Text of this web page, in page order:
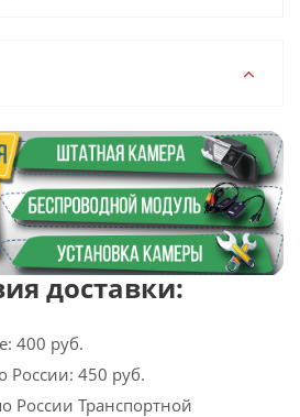
доставки:
400 руб.
России: 450 руб.
России Транспортной